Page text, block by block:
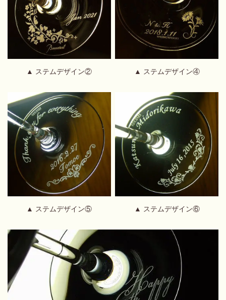
▲ ステムデザイン② ▲ ステムデザイン④
▲ ステムデザイン⑤ ▲ ステムデザイン⑥